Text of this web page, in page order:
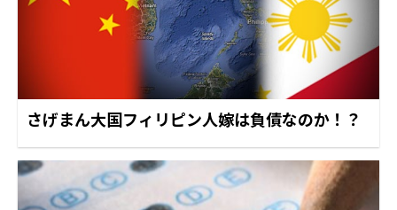
さげまん大国フィリピン人嫁は負債なのか！？